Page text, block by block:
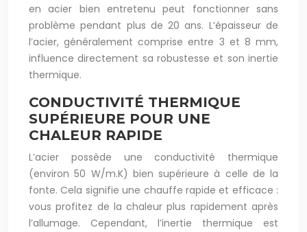
en acier bien entretenu peut fonctionner sans
problème pendant plus de 20 ans. L’épaisseur de
l’acier, généralement comprise entre 3 et 8 mm,
influence directement sa robustesse et son inertie
thermique.
CONDUCTIVITÉ THERMIQUE
SUPÉRIEURE POUR UNE
CHALEUR RAPIDE
L’acier possède une conductivité thermique
(environ 50 W/m.K) bien supérieure à celle de la
fonte. Cela signifie une chauffe rapide et efficace :
vous profitez de la chaleur plus rapidement après
l’allumage. Cependant, l’inertie thermique est